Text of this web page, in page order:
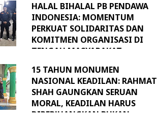
HALAL BIHALAL PB PENDAWA
INDONESIA: MOMENTUM
PERKUAT SOLIDARITAS DAN
KOMITMEN ORGANISASI DI
TENGAH MASYARAKAT
15 TAHUN MONUMEN
NASIONAL KEADILAN: RAHMAT
SHAH GAUNGKAN SERUAN
MORAL, KEADILAN HARUS
DIPERJUANGKAN BUKAN